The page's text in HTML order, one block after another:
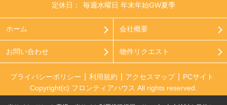
定休日：
毎週水曜日 年末年始GW夏季
ホーム 会社概要
お問い合わせ 物件リクエスト
プライバシーポリシー 利用規約 アクセスマップ
PCサイト
Copyright(c) フロンティアハウス All rights reserved.